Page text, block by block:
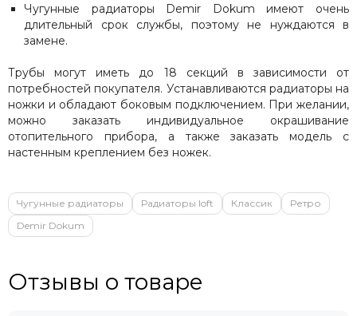
Чугунные радиаторы Demir Dokum имеют очень
длительный срок службы, поэтому не нуждаются в
замене.
Трубы могут иметь до 18 секций в зависимости от
потребностей покупателя. Устанавливаются радиаторы на
ножки и обладают боковым подключением. При желании,
можно заказать индивидуальное окрашивание
отопительного прибора, а также заказать модель с
настенным креплением без ножек.
Чугунные радиаторы Радиаторы loft Классик
Ретро
Demir Dokum
Отзывы о товаре